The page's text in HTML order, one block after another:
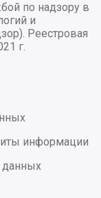
по надзору в
и
Реестровая
г.
информации
данных